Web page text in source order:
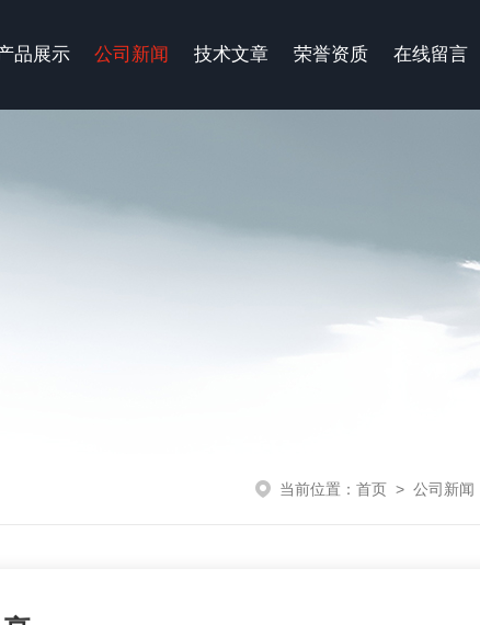
品展示 公司新闻 技术文章 荣誉资质 在线留言
当前位置： 首页> 公司新闻